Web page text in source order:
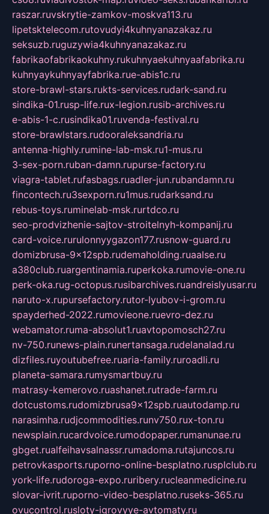
raszar.ruvskrytie-zamkov-moskva113.ru
lipetsktelecom.rutovudyi4kuhnyanazakaz.ru
seksuzb.ruguzywia4kuhnyanazakaz.ru
fabrikaofabrikaokuhny.rukuhnyaekuhnyaafabrika.ru
kuhnyaykuhnyayfabrika.rue-abis1c.ru
store-brawl-stars.rukts-services.rudark-sand.ru
sindika-01.rusp-life.rux-legion.rusib-archives.ru
e-abis-1-c.rusindika01.ruvenda-festival.ru
store-brawlstars.rudooraleksandria.ru
antenna-highly.rumine-lab-msk.ru1-mus.ru
3-sex-porn.ruban-damn.rupurse-factory.ru
viagra-tablet.rufasbags.ruadler-jun.rubandamn.ru
fincontech.ru3sexporn.ru1mus.rudarksand.ru
rebus-toys.ruminelab-msk.rurtdco.ru
seo-prodvizhenie-sajtov-stroitelnyh-kompanij.ru
card-voice.rurulonnyygazon177.rusnow-guard.ru
domizbrusa-9x12spb.rudemaholding.ruaalse.ru
a380club.ruargentinamia.ruperkoka.rumovie-one.ru
perk-oka.rug-octopus.rusibarchives.ruandreislyusar.ru
naruto-x.rupursefactory.rutor-lyubov-i-grom.ru
spayderhed-2022.rumovieone.ruevro-dez.ru
webamator.ruma-absolut1.ruavtopomosch27.ru
nv-750.runews-plain.runertansaga.rudelanalad.ru
dizfiles.ruyoutubefree.ruaria-family.ruroadli.ru
planeta-samara.rumysmartbuy.ru
matrasy-kemerovo.ruashanet.rutrade-farm.ru
dotcustoms.rudomizbrusa9x12spb.ruautodamp.ru
narasimha.rudjcommodities.runv750.rux-ton.ru
newsplain.rucardvoice.rumodopaper.rumanunae.ru
gbget.rualfeihavsalnassr.rumadoma.rutajuncos.ru
petrovkasports.ruporno-online-besplatno.rusplclub.ru
york-life.rudoroga-expo.ruribery.rucleanmedicine.ru
slovar-ivrit.ruporno-video-besplatno.ruseks-365.ru
ovucontrol.rusloty-igrovyye-avtomaty.ru